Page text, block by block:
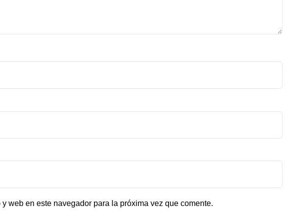
web en este navegador para la próxima vez que comente.